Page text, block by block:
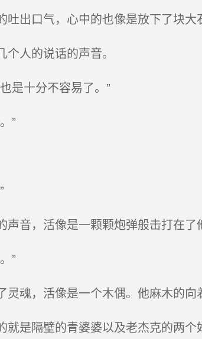
出口气，心中的也像是放下了块大
人的说话的声音。
是十分不容易了。”
”
音，活像是一颗颗炮弹般击打在了
”
魂，活像是一个木偶。他麻木的向
是隔壁的青婆婆以及老杰克的两个